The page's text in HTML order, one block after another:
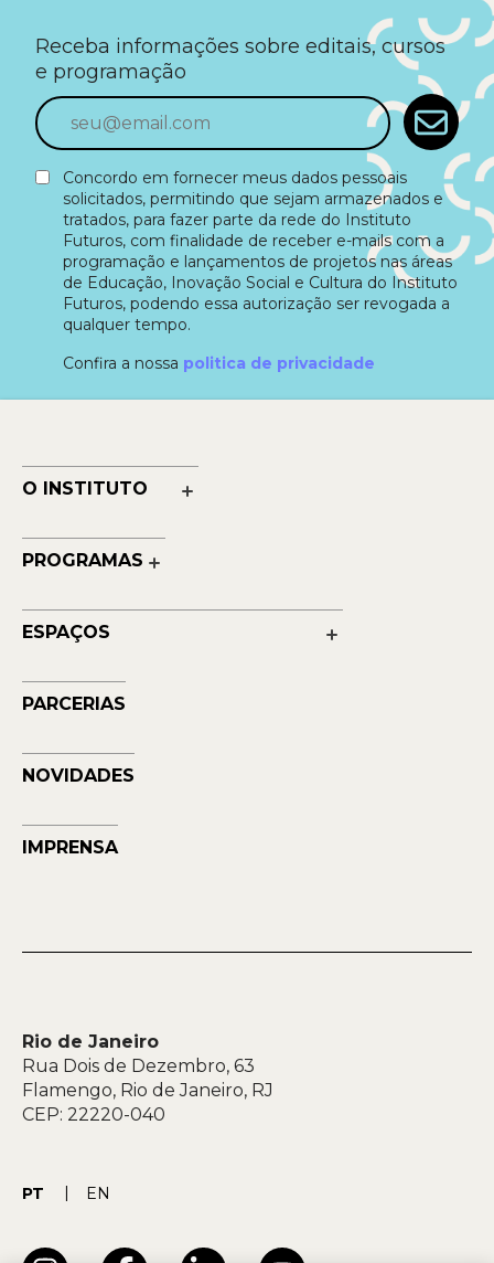
Receba informações sobre editais, cursos
e programação
Concordo em fornecer meus dados pessoais
solicitados, permitindo que sejam armazenados e
tratados, para fazer parte da rede do Instituto
Futuros, com finalidade de receber e-mails com a
programação e lançamentos de projetos nas áreas
de Educação, Inovação Social e Cultura do Instituto
Futuros, podendo essa autorização ser revogada a
qualquer tempo.
Confira a nossa politica de privacidade
O INSTITUTO
Nossos Números
Quem Faz
Contato
PROGRAMAS
Educação
ESPAÇOS
Musehum
NAVE
PARCERIAS
NOVIDADES
IMPRENSA
Rio de Janeiro
Rua Dois de Dezembro, 63
Flamengo, Rio de Janeiro, RJ
CEP: 22220-040
PT EN